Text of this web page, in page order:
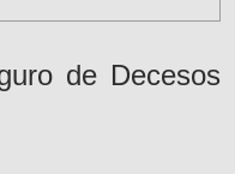
de Decesos